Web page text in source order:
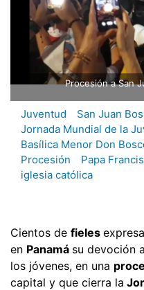
Procesión a San
Juventud
San Juan
Jornada Mundial de la
Basílica Menor Don
Procesión
Papa
iglesia católica
Cientos de fieles
en Panamá su devoción a
los jóvenes, en una
capital y que cierra la